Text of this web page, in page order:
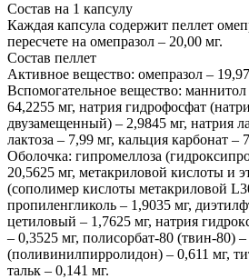
Состав на 1 капсулу
Каждая капсула содержит пеллет
пересчете на омепразол – 20,00 мг.
Состав пеллет
Активное вещество: омепразол –
Вспомогательное вещество: маннитол
64,2255 мг, натрия гидрофосфат
двузамещенный) – 2,9845 мг, натрия
лактоза – 7,99 мг, кальция карбонат –
Оболочка: гипромеллоза
20,5625 мг, метакриловой кислоты и
(сополимер кислоты метакриловой
пропиленгликоль – 1,9035 мг,
цетиловый – 1,7625 мг, натрия
– 0,3525 мг, полисорбат-80 (твин-80)
(поливинилпирролидон) – 0,611 мг,
тальк – 0,141 мг.